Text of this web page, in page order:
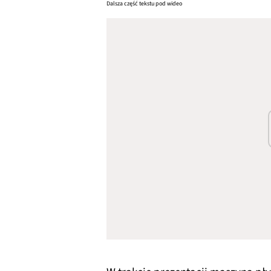
Dalsza część tekstu pod wideo